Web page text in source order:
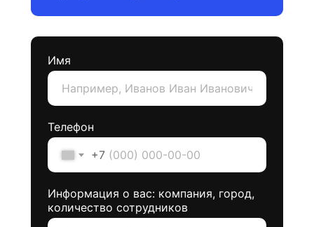
Имя
Телефон
+7
Информация о вас: компания, город,
количество сотрудников